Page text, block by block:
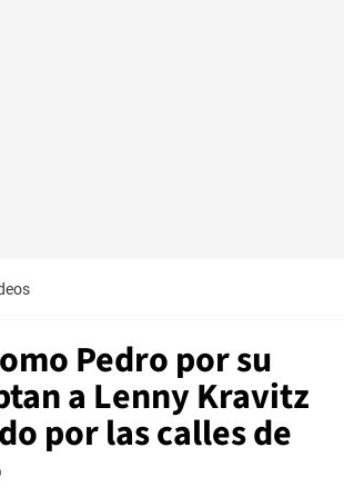
Pedro por su
a Lenny Kravitz
por las calles de